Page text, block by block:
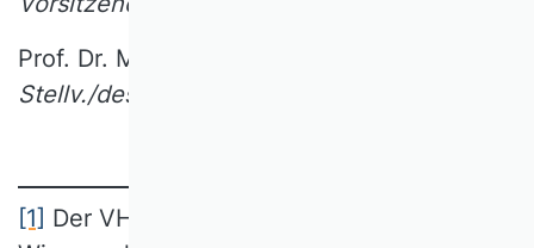
Prof. Dr. Michael Wolff
Stellv./designierter Vorsitzender
[1] Der VHB hat mittlerweile 18